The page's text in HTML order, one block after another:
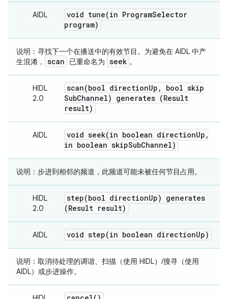
AIDL void tune(in ProgramSelector
program)
说明： 寻找下一个在播送中的有效节目。 为避免在 AIDL 中产
生混淆，
scan 已重命名为 seek 。
HIDL
2.0
scan(bool directionUp ,
bool skip
SubChannel) generates (Result
result)
AIDL void seek(in boolean directionUp ,
in boolean skipSubChannel)
说明： 步进到相邻的频道，此频道可能未被任何节目占用。
HIDL
2.0
step(bool directionUp) generates
(Result result)
AIDL void step(in boolean directionUp)
说明： 取消待处理的调谐、扫描（使用 HIDL）/搜寻（使用
AIDL）或步进操作。